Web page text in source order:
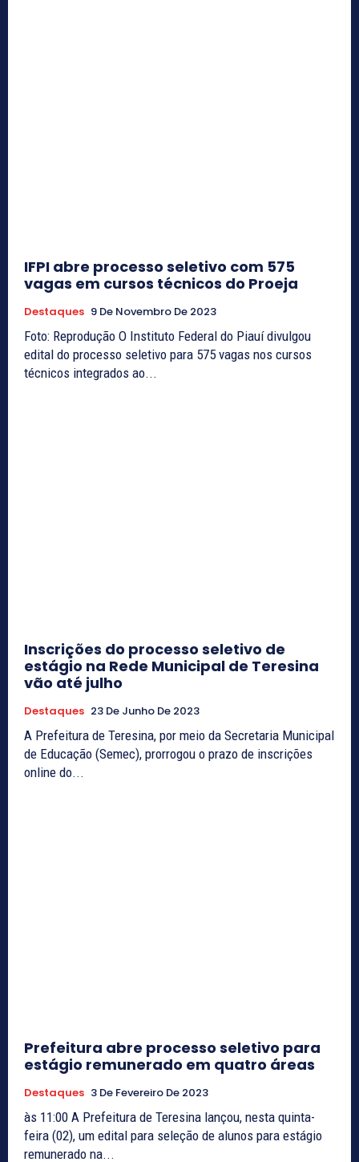
IFPI abre processo seletivo com 575
vagas em cursos técnicos do Proeja
Destaques 9 De Novembro De 2023
Foto: Reprodução O Instituto Federal do Piauí divulgou
edital do processo seletivo para 575 vagas nos cursos
técnicos integrados ao...
Inscrições do processo seletivo de
estágio na Rede Municipal de Teresina
vão até julho
Destaques 23 De Junho De 2023
A Prefeitura de Teresina, por meio da Secretaria Municipal
de Educação (Semec), prorrogou o prazo de inscrições
online do...
Prefeitura abre processo seletivo para
estágio remunerado em quatro áreas
Destaques 3 De Fevereiro De 2023
às 11:00 A Prefeitura de Teresina lançou, nesta quinta-
feira (02), um edital para seleção de alunos para estágio
remunerado na...